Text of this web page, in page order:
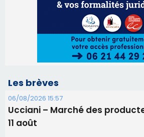
Les brèves
06/08/2026 15:57
Ucciani – Marché des
11 août